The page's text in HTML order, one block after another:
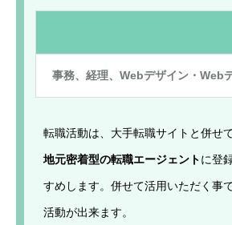
事務、経理、Webデザイン・Web
転職活動は、大手転職サイトと併せ
地元密着型の転職エージェントに登
すめします。併せて活用いただく事
活動が出来ます。